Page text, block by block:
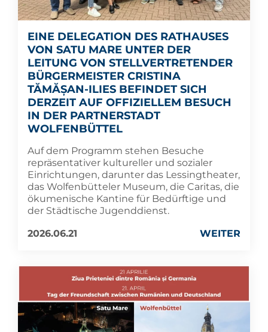
EINE DELEGATION DES RATHAUSES
VON SATU MARE UNTER DER
LEITUNG VON STELLVERTRETENDER
BÜRGERMEISTER CRISTINA
TĂMĂȘAN-ILIES BEFINDET SICH
DERZEIT AUF OFFIZIELLEM BESUCH
IN DER PARTNERSTADT
WOLFENBÜTTEL
Auf dem Programm stehen Besuche
repräsentativer kultureller und sozialer
Einrichtungen, darunter das Lessingtheater,
das Wolfenbütteler Museum, die Caritas, die
ökumenische Kantine für Bedürftige und
der Städtische Jugenddienst.
2026.06.21
WEITER